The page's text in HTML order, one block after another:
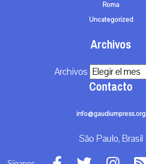
Roma
Uncategorized
Archivos
Archivos
Contacto
info@gaudiumpress.org
São Paulo, Brasil